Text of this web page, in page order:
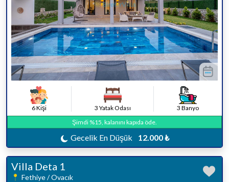
6 Kişi 3 Yatak Odası
3 Banyo
Şimdi %15, kalanını kapıda öde.
Gecelik En Düşük 12.000 ₺
Villa Deta 1
Fethiye / Ovacık